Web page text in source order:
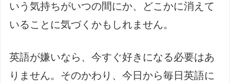
いう気持ちがいつの間にか、どこかに消えて
いることに気づくかもしれません。
英語が嫌いなら、今すぐ好きになる必要はあ
りません。そのかわり、今日から毎日英語に